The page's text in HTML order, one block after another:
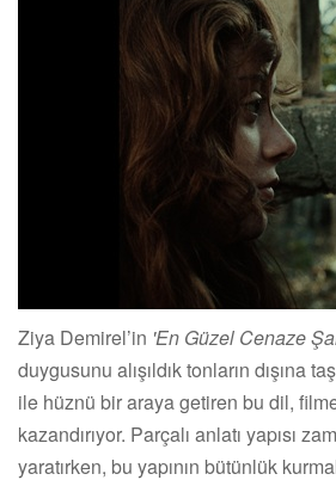
Ziya Demirel’in 'En Güzel Cenaze
duygusunu alışıldık tonların dışına
ile hüznü bir araya getiren bu dil,
kazandırıyor. Parçalı anlatı yapısı
yaratırken, bu yapının bütünlük